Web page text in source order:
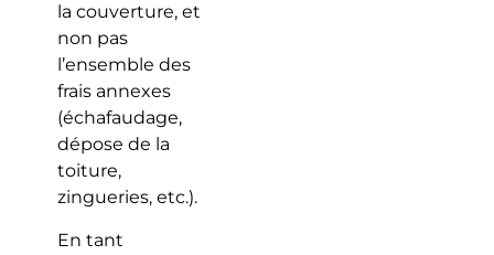
la couverture, et
non pas
l’ensemble des
frais annexes
(échafaudage,
dépose de la
toiture,
zingueries, etc.).
En tant